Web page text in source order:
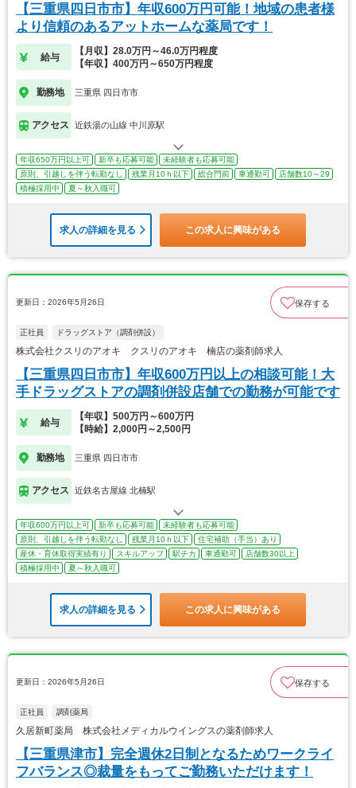
【三重県四日市市】年収600万円可能！地域の患者様
より信頼のあるアットホームな薬局です！
給与
【月収】28.0万円～46.0万円程度
【年収】400万円～650万円程度
勤務地 三重県 四日市市
アクセス 近鉄湯の山線 中川原駅
年収650万円以上可 新卒も応募可能
未経験者も応募可能
原則、引越しを伴う転勤なし
残業月10ｈ以下 総合門前 車通勤可
店舗数10～29
積極採用中
夏～秋入職可
求人の詳細を見る この求人に興味がある
更新日：2026年5月26日 保存する
正社員 ドラッグストア（調剤併設）
株式会社クスリのアオキ クスリのアオキ 楠店の薬剤師求人
【三重県四日市市】年収600万円以上の相談可能！大
手ドラッグストアの調剤併設店舗での勤務が可能です
給与
【年収】500万円～600万円
【時給】2,000円～2,500円
勤務地 三重県 四日市市
アクセス 近鉄名古屋線 北楠駅
年収600万円以上可 新卒も応募可能
未経験者も応募可能
原則、引越しを伴う転勤なし
残業月10ｈ以下
住宅補助（手当）あり
産休・育休取得実績有り
スキルアップ 駅チカ 車通勤可
店舗数30以上
積極採用中
夏～秋入職可
求人の詳細を見る この求人に興味がある
更新日：2026年5月26日 保存する
正社員 調剤薬局
久居新町薬局 株式会社メディカルウイングスの薬剤師求人
【三重県津市】完全週休2日制となるためワークライ
フバランス◎裁量をもってご勤務いただけます！